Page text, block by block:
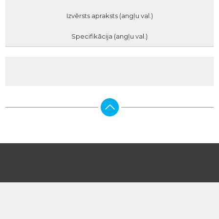
Izvērsts apraksts (angļu val.)
Specifikācija (angļu val.)